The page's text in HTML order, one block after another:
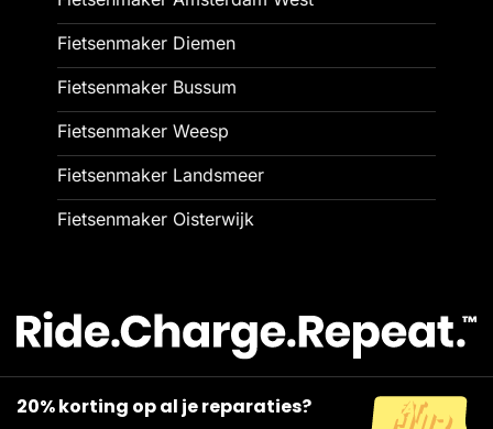
Fietsenmaker Diemen
Fietsenmaker Bussum
Fietsenmaker Weesp
Fietsenmaker Landsmeer
Fietsenmaker Oisterwijk
20% korting op al je reparaties?